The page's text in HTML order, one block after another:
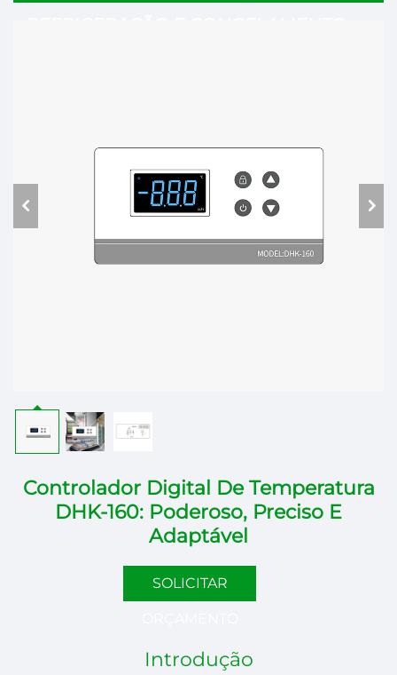
Controlador Digital De Temperatura
DHK-160: Poderoso, Preciso E
Adaptável
SOLICITAR
Introdução